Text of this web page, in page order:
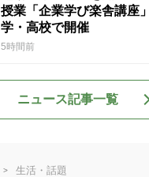
授業「企業学び楽舎講座
学・高校で開催
5時間前
ニュース記事一覧
生活・話題